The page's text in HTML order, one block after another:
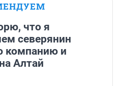
что я
северянин
компанию и
Алтай